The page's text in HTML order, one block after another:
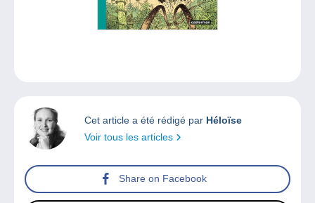
Cet article a été rédigé par Héloïse
Voir tous les articles
Share on Facebook